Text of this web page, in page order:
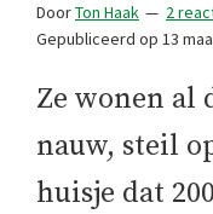
DoorTon Haak
2
Gepubliceerd op 13
Ze wonen al
nauw, steil
huisje dat